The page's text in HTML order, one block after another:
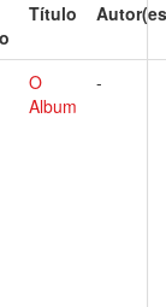
Título
O
Album
-